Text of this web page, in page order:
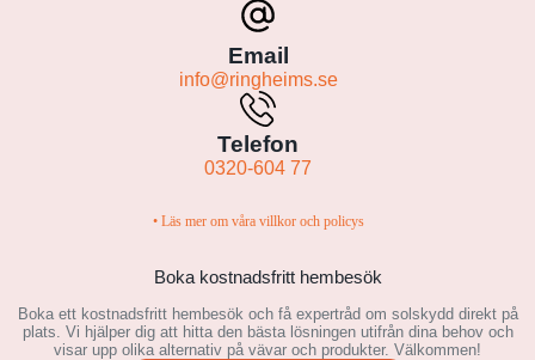
Email
info@ringheims.se
Telefon
0320-604 77
• Läs mer om våra villkor och policys
Boka kostnadsfritt hembesök
Boka ett kostnadsfritt hembesök och få expertråd om solskydd direkt på
plats. Vi hjälper dig att hitta den bästa lösningen utifrån dina behov och
visar upp olika alternativ på vävar och produkter. Välkommen!